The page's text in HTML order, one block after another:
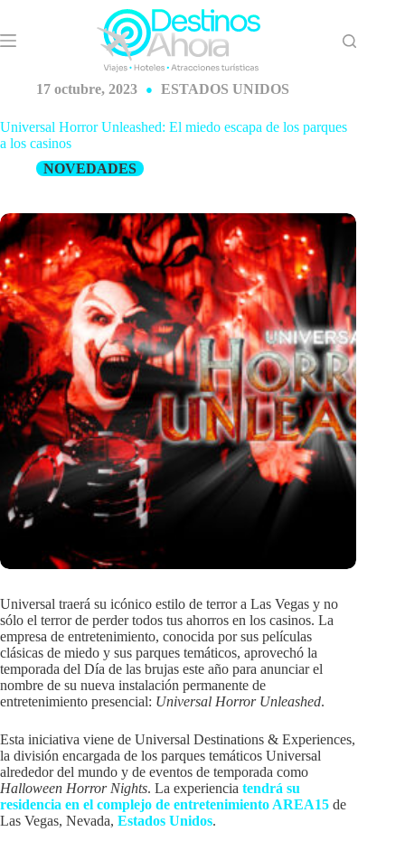
contenido
17 octubre, 2023 ESTADOS UNIDOS
Universal Horror Unleashed: El miedo escapa de los parques
a los casinos
NOVEDADES
Universal traerá su icónico estilo de terror a Las Vegas y no
sólo el terror de perder todos tus ahorros en los casinos. La
empresa de entretenimiento, conocida por sus películas
clásicas de miedo y sus parques temáticos, aprovechó la
temporada del Día de las brujas este año para anunciar el
nombre de su nueva instalación permanente de
entretenimiento presencial: Universal Horror Unleashed.
Esta iniciativa viene de Universal Destinations & Experiences,
la división encargada de los parques temáticos Universal
alrededor del mundo y de eventos de temporada como
Halloween Horror Nights. La experiencia tendrá su
residencia en el complejo de entretenimiento AREA15 de
Las Vegas, Nevada, Estados Unidos.